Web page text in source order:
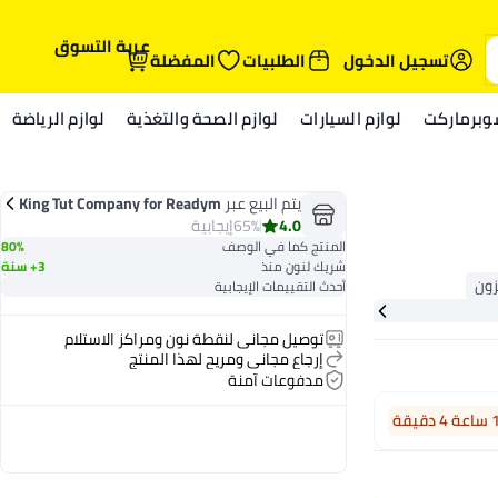
تسجيل الدخول
الطلبيات المفضلةعربة التسوق
لوازم السيارات لوازم الصحة والتغذية لوازم الرياضة
يتم البيع عبر King Tut Company for Readym
ade Garments and Furniture Industry LLC
4.0
65%إيجابية
المنتج كما في الوصف 80%
شريك لنون منذ 3+ سنة
أحدث التقييمات الإيجابية
توصيل مجاني لنقطة نون ومراكز الاستلام
إرجاع مجاني ومريح لهذا المنتج
مدفوعات آمنة